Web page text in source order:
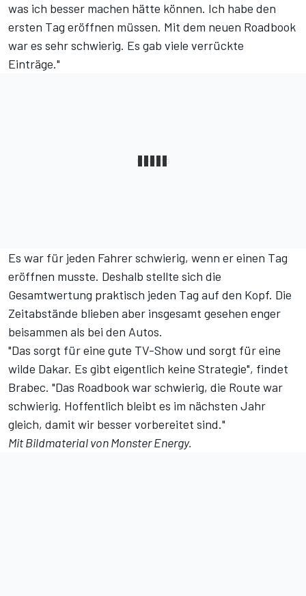
was ich besser machen hätte können. Ich habe den
ersten Tag eröffnen müssen. Mit dem neuen Roadbook
war es sehr schwierig. Es gab viele verrückte
Einträge."
Es war für jeden Fahrer schwierig, wenn er einen Tag
eröffnen musste. Deshalb stellte sich die
Gesamtwertung praktisch jeden Tag auf den Kopf. Die
Zeitabstände blieben aber insgesamt gesehen enger
beisammen als bei den Autos.
"Das sorgt für eine gute TV-Show und sorgt für eine
wilde Dakar. Es gibt eigentlich keine Strategie", findet
Brabec. "Das Roadbook war schwierig, die Route war
schwierig. Hoffentlich bleibt es im nächsten Jahr
gleich, damit wir besser vorbereitet sind."
Mit Bildmaterial von Monster Energy.